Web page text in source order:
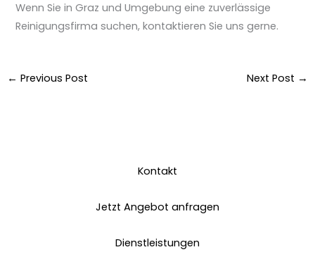
Wenn Sie in Graz und Umgebung eine zuverlässige
Reinigungsfirma suchen, kontaktieren Sie uns gerne.
← Previous Post Next Post →
Kontakt
Jetzt Angebot anfragen
Dienstleistungen